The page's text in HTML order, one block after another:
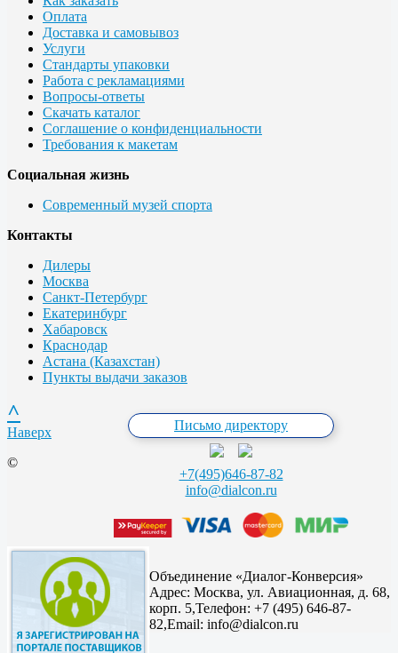
Оплата
Доставка и самовывоз
Услуги
Стандарты упаковки
Работа с рекламациями
Вопросы-ответы
Скачать каталог
Соглашение о конфиденциальности
Требования к макетам
Социальная жизнь
Современный музей спорта
Контакты
Дилеры
Москва
Санкт-Петербург
Екатеринбург
Хабаровск
Краснодар
Астана (Казахстан)
Пункты выдачи заказов
Письмо директору
+7(495)646-87-82
info@dialcon.ru
^
Наверх
©
Объединение «Диалог-Конверсия»
Адрес: Москва, ул. Авиационная, д. 68,
корп. 5,Телефон: +7 (495) 646-87-
82,Email: info@dialcon.ru